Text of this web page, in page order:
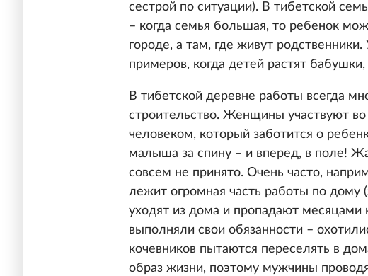
сестрой по ситуации). В тибетской
– когда семья большая, то ребенок
городе, а там, где живут
примеров, когда детей растят
В тибетской деревне работы всегда
строительство. Женщины участвуют
человеком, который заботится о
малыша за спину – и вперед, в поле!
совсем не принято. Очень часто,
лежит огромная часть работы по дому
уходят из дома и пропадают месяцами
выполняли свои обязанности –
кочевников пытаются переселять в
образ жизни, поэтому мужчины